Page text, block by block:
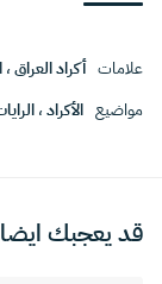
علامات أكراد العراق،
مواضيع الأكراد،
قد يعجبك ايضا